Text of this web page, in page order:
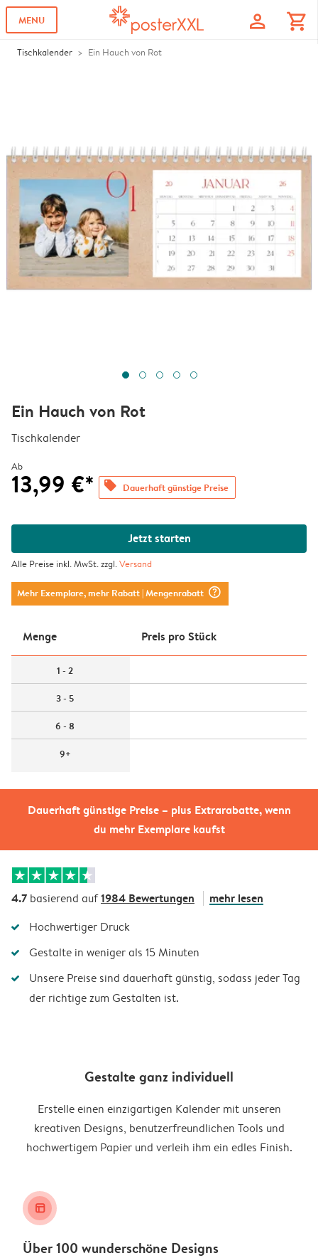
MENU profile shopping_cart
Tischkalender Ein Hauch von Rot
Dauerhaft günstige Preise – plus Extrarabatte, wenn
du mehr Exemplare kaufst
Ein Hauch von Rot
Tischkalender
Ab
13,99 €* offers Dauerhaft günstige Preise
Jetzt starten
Alle Preise inkl. MwSt. zzgl.Versand
Mehr Exemplare, mehr Rabatt| Mengenrabatt question_mark_circle
Menge Preis pro Stück
1 - 2
3 - 5
6 - 8
9+
4.7 basierend auf1984 Bewertungen mehr lesen
Hochwertiger Druck
Gestalte in weniger als 15 Minuten
Unsere Preise sind dauerhaft günstig, sodass jeder Tag
der richtige zum Gestalten ist.
Gestalte ganz individuell
Erstelle einen einzigartigen Kalender mit unseren
kreativen Designs, benutzerfreundlichen Tools und
hochwertigem Papier und verleih ihm ein edles Finish.
layout_alt
Über 100 wunderschöne Designs